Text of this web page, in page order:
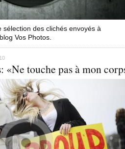
des clichés envoyés à
Vos Photos.
«Ne touche pas à mon